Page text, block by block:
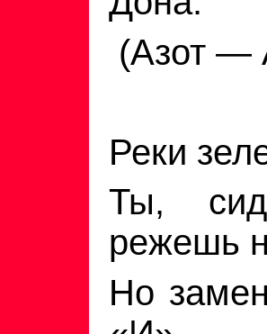
(Азот —
Реки
Ты,
режешь
Но